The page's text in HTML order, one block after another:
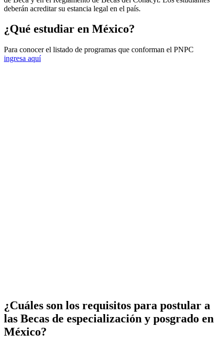
deberán acreditar su estancia legal en el país.
¿Qué estudiar en México?
Para conocer el listado de programas que conforman el PNPC
ingresa aquí
¿Cuáles son los requisitos para postular a
las Becas de especialización y posgrado en
México?